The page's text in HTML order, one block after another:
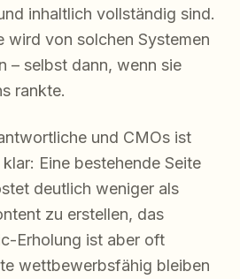
inhaltlich vollständig sind.
wird von solchen Systemen
– selbst dann, wenn sie
rankte.
und CMOs ist
Eine bestehende Seite
deutlich weniger als
zu erstellen, das
Erholung ist aber oft
wettbewerbsfähig bleiben